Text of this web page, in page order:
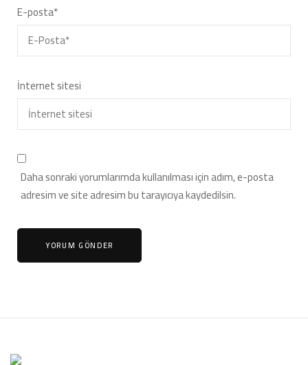
E-posta*
İnternet sitesi
Daha sonraki yorumlarımda kullanılması için adım, e-posta
adresim ve site adresim bu tarayıcıya kaydedilsin.